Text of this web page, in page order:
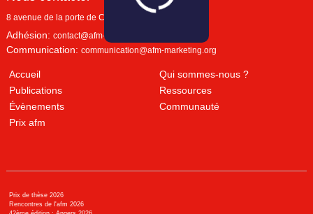
8 avenue de la porte de Champerret
Adhésion: contact@afm-marketing.org
Communication: communication@afm-marketing.org
Accueil
Qui sommes-nous ?
Publications
Ressources
Évènements
Communauté
Prix afm
Prix de thèse 2026
Rencontres de l'afm 2026